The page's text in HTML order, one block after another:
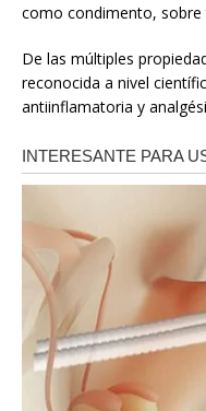
como condimento, sobre
De las múltiples
reconocida a nivel
antiinflamatoria y